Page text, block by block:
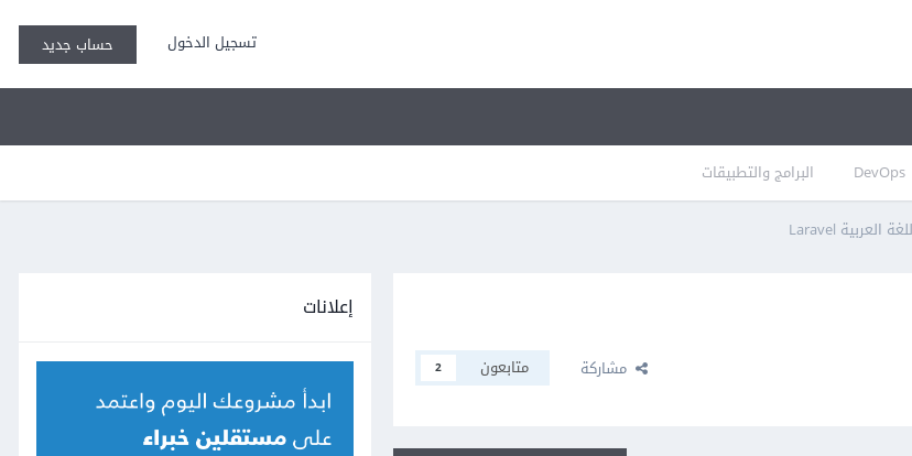
تسجيل الدخول حساب جديد
DevOps البرامج والتطبيقات
مشاركة متابعون 2
إعلانات